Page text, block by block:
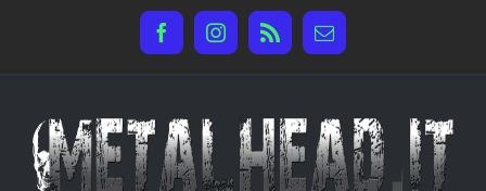
FacebookInstagram
Rss Email